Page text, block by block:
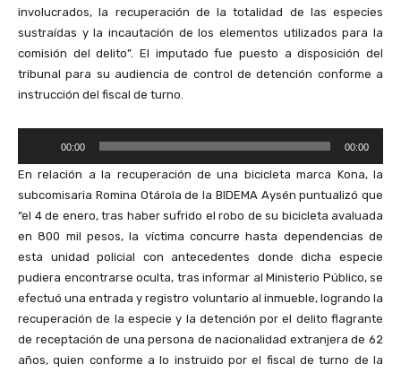
involucrados, la recuperación de la totalidad de las especies
sustraídas y la incautación de los elementos utilizados para la
comisión del delito”. El imputado fue puesto a disposición del
tribunal para su audiencia de control de detención conforme a
instrucción del fiscal de turno.
p
r
o
d
u
c
t
o
r
d
00:00 00:00
En relación a la recuperación de una bicicleta marca Kona, la
subcomisaria Romina Otárola de la BIDEMA Aysén puntualizó que
“el 4 de enero, tras haber sufrido el robo de su bicicleta avaluada
en 800 mil pesos, la víctima concurre hasta dependencias de
esta unidad policial con antecedentes donde dicha especie
pudiera encontrarse oculta, tras informar al Ministerio Público, se
efectuó una entrada y registro voluntario al inmueble, logrando la
recuperación de la especie y la detención por el delito flagrante
de receptación de una persona de nacionalidad extranjera de 62
años, quien conforme a lo instruido por el fiscal de turno de la